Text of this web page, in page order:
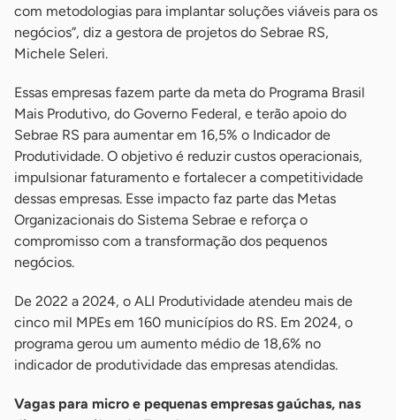
com metodologias para implantar soluções viáveis para os
negócios”, diz a gestora de projetos do Sebrae RS,
Michele Seleri.
Essas empresas fazem parte da meta do Programa Brasil
Mais Produtivo, do Governo Federal, e terão apoio do
Sebrae RS para aumentar em 16,5% o Indicador de
Produtividade. O objetivo é reduzir custos operacionais,
impulsionar faturamento e fortalecer a competitividade
dessas empresas. Esse impacto faz parte das Metas
Organizacionais do Sistema Sebrae e reforça o
compromisso com a transformação dos pequenos
negócios.
De 2022 a 2024, o ALI Produtividade atendeu mais de
cinco mil MPEs em 160 municípios do RS. Em 2024, o
programa gerou um aumento médio de 18,6% no
indicador de produtividade das empresas atendidas.
Vagas para micro e pequenas empresas gaúchas, nas